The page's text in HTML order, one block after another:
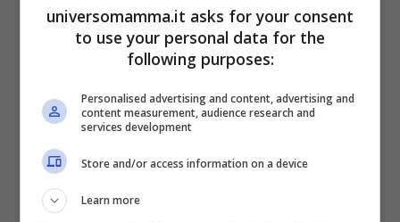
danni alla pelle dei piccoli, e soprattutto è
resistente sia all’acqua (mare o piscina),
sia ad altissime temperature (come quelle
che ci sono ora). Inoltre, una volta a casa,
può essere rimosso con molta facilità e
messo in lavatrice. Sarà come nuovo.
universomamma.it asks for your consent
to use your personal data for the
following purposes:
Personalised advertising and content, advertising and
content measurement, audience research and
services development
Store and/or access information on a device
Learn more